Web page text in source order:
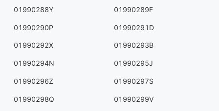
01990288Y 01990289F
01990290P 01990291D
01990292X 01990293B
01990294N 01990295J
01990296Z 01990297S
01990298Q 01990299V